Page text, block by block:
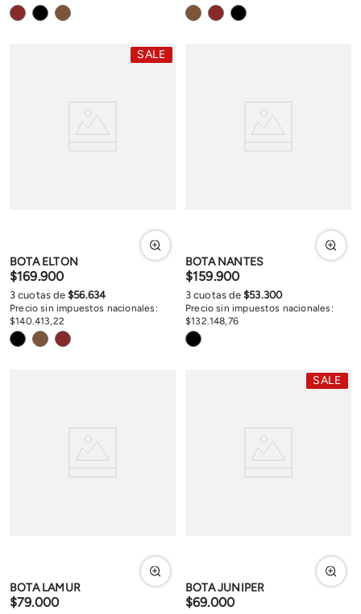
SALE
BOTA ELTON
$169.900
Precio sin impuestos nacionales:
$140.413,22
3 cuotas de$56.634
BOTA NANTES
$159.900
Precio sin impuestos nacionales:
$132.148,76
3 cuotas de$53.300
BOTA LAMUR
$79.000
SALE
BOTA JUNIPER
$69.000